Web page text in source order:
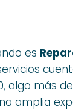
es
algo más
amplia